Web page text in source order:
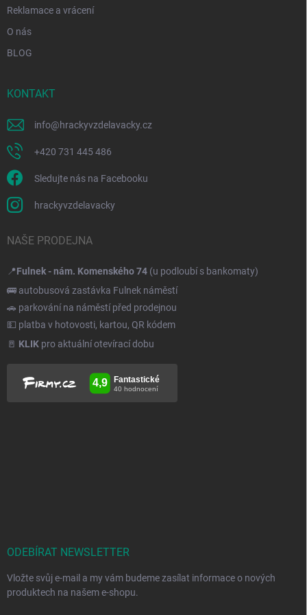
Reklamace a vrácení
O nás
BLOG
KONTAKT
info@hrackyvzdelavacky.cz
+420 731 445 486
Sledujte nás na Facebooku
hrackyvzdelavacky
NAŠE PRODEJNA
📍Fulnek - nám. Komenského 74 (u podloubí s bankomaty)
🚌 autobusová zastávka Fulnek náměstí
🚗 parkování na náměstí před prodejnou
💵 platba v hotovosti, kartou, QR kódem
🚪 KLIK pro aktuální otevírací dobu
ODEBÍRAT NEWSLETTER
Vložte svůj e-mail a my vám budeme zasílat informace o nových
produktech na našem e-shopu.